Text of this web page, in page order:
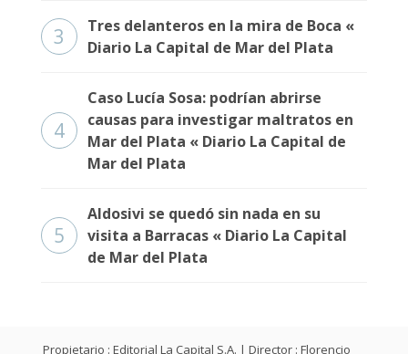
3
Tres delanteros en la mira de Boca «
Diario La Capital de Mar del Plata
4
Caso Lucía Sosa: podrían abrirse
causas para investigar maltratos en
Mar del Plata « Diario La Capital de
Mar del Plata
5
Aldosivi se quedó sin nada en su
visita a Barracas « Diario La Capital
de Mar del Plata
Propietario : Editorial La Capital S.A. | Director : Florencio